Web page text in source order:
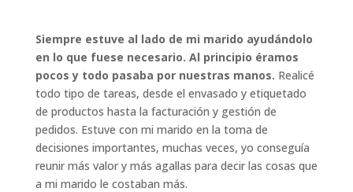
Siempre estuve al lado de mi marido ayudándolo
en lo que fuese necesario. Al principio éramos
pocos y todo pasaba por nuestras manos. Realicé
todo tipo de tareas, desde el envasado y etiquetado
de productos hasta la facturación y gestión de
pedidos. Estuve con mi marido en la toma de
decisiones importantes, muchas veces, yo conseguía
reunir más valor y más agallas para decir las cosas que
a mi marido le costaban más.